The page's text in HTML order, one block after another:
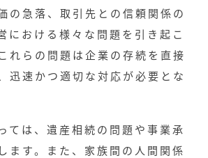
の急落、取引先との信頼関係の
における様々な問題を引き起こ
れらの問題は企業の存続を直接
迅速かつ適切な対応が必要とな
ては、遺産相続の問題や事業承
ます。また、家族間の人間関係